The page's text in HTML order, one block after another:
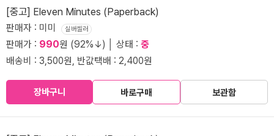
[중고] Eleven Minutes (Paperback)
판매자 : 미미 실버셀러
판매가 : 990원 (92%↓) │ 상태 : 중
배송비 : 3,500원, 반값택배 : 2,400원
장바구니 바로구매 보관함